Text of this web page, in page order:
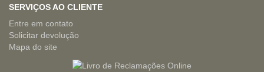
SERVIÇOS AO CLIENTE
Entre em contato
Solicitar devolução
Mapa do site